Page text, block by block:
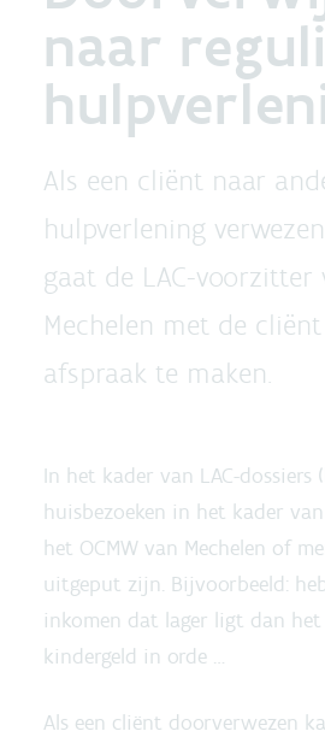
naar
Als een cliënt naar
hulpverlening
gaat de LAC-voorzitter
Mechelen met de
afspraak te maken.
In het kader van LAC-
huisbezoeken in het kader
het OCMW van Mechelen of
uitgeput zijn. Bijvoorbeeld:
inkomen dat lager ligt dan
kindergeld in orde …
Als een cliënt doorverwezen